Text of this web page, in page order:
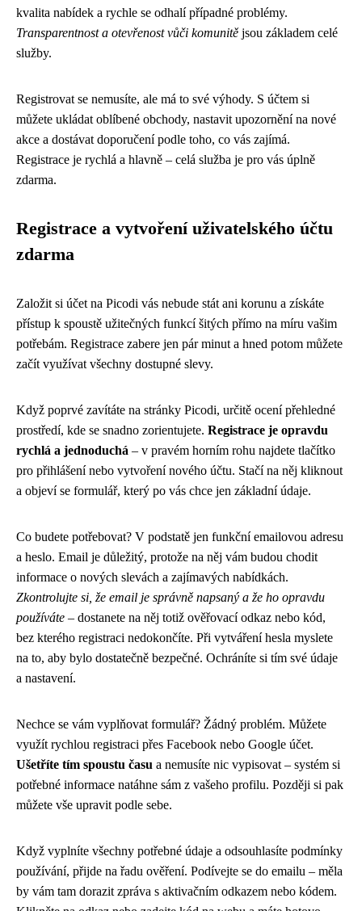
kvalita nabídek a rychle se odhalí případné problémy.
Transparentnost a otevřenost vůči komunitě jsou základem celé
služby.
Registrovat se nemusíte, ale má to své výhody. S účtem si
můžete ukládat oblíbené obchody, nastavit upozornění na nové
akce a dostávat doporučení podle toho, co vás zajímá.
Registrace je rychlá a hlavně – celá služba je pro vás úplně
zdarma.
Registrace a vytvoření uživatelského účtu
zdarma
Založit si účet na Picodi vás nebude stát ani korunu a získáte
přístup k spoustě užitečných funkcí šitých přímo na míru vašim
potřebám. Registrace zabere jen pár minut a hned potom můžete
začít využívat všechny dostupné slevy.
Když poprvé zavítáte na stránky Picodi, určitě ocení přehledné
prostředí, kde se snadno zorientujete. Registrace je opravdu
rychlá a jednoduchá – v pravém horním rohu najdete tlačítko
pro přihlášení nebo vytvoření nového účtu. Stačí na něj kliknout
a objeví se formulář, který po vás chce jen základní údaje.
Co budete potřebovat? V podstatě jen funkční emailovou adresu
a heslo. Email je důležitý, protože na něj vám budou chodit
informace o nových slevách a zajímavých nabídkách.
Zkontrolujte si, že email je správně napsaný a že ho opravdu
používáte – dostanete na něj totiž ověřovací odkaz nebo kód,
bez kterého registraci nedokončíte. Při vytváření hesla myslete
na to, aby bylo dostatečně bezpečné. Ochráníte si tím své údaje
a nastavení.
Nechce se vám vyplňovat formulář? Žádný problém. Můžete
využít rychlou registraci přes Facebook nebo Google účet.
Ušetříte tím spoustu času a nemusíte nic vypisovat – systém si
potřebné informace natáhne sám z vašeho profilu. Později si pak
můžete vše upravit podle sebe.
Když vyplníte všechny potřebné údaje a odsouhlasíte podmínky
používání, přijde na řadu ověření. Podívejte se do emailu – měla
by vám tam dorazit zpráva s aktivačním odkazem nebo kódem.